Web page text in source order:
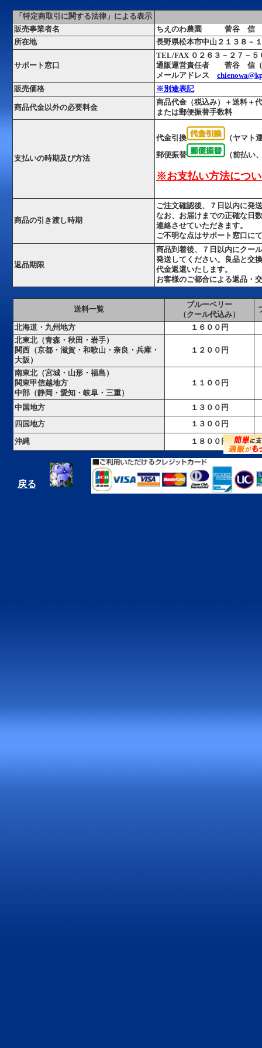
送料一覧
ブルーベリー
（クール代込み）
北海道・九州地方
１６００円
北東北（青森・秋田・岩手）
関西 （京都・滋賀・和歌山・奈良・兵庫・
大阪）
１２００円
南東北（宮城・山形・福島）
関東甲信越地方
中部（静岡・愛知・岐阜・三重）
１１００円
中国地方
１３００円
四国地方
１３００円
沖縄 １８００円
戻る
「特定商取引に関する法律」による表示
販売事業者名
ちえのわ農園 菅谷 信
所在地
長野県松本市中山２１３８－１
サポート窓口
TEL/FAX ０２６３－２７－５
通販運営責任者 菅谷 信
メールアドレス
販売価格
※別途表記
商品代金以外の必要料金
商品代金（税込み）＋送料＋
または郵便振替手数料
支払いの時期及び方法
代金引換 （ヤマト
郵便振替 （前払い
※お支払い方法につ
商品の引き渡し時期
ご注文確認後、７日以内に発
なお、お届けまでの正確な日
連絡させていただきます。
ご不明な点はサポート窓口に
返品期限
商品到着後、７日以内にクー
発送してください。
良品と交
代金返還いたします。
お客様のご都合による返品・